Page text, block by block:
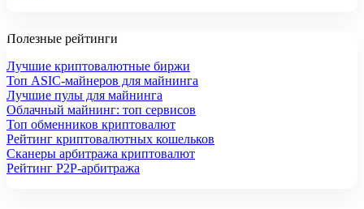
Полезные рейтинги
Лучшие криптовалютные биржи
Топ ASIC-майнеров для майнинга
Лучшие пулы для майнинга
Облачный майнинг: топ сервисов
Топ обменников криптовалют
Рейтинг криптовалютных кошельков
Сканеры арбитража криптовалют
Рейтинг P2P-арбитража